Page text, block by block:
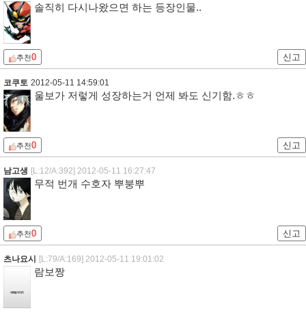
솔직히 다시나왔으면 하는 등장인물..
추천0 신고
코쿠토 2012-05-11 14:59:01
울보가 저렇게 성장하는거 언제 봐도 신기함.ㅎㅎ
추천0 신고
남고생 [L:12/A:392] 2012-05-11 16:27:47
무적 번개 수호자 뿌붕뿌
추천0 신고
츠나요시 [L:79/A:169] 2012-05-11 19:01:02
람보짱